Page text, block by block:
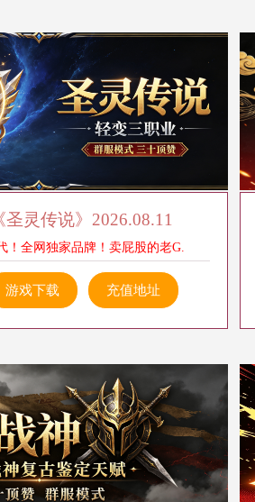
灵传说》2026.08.11
！全网独家品牌！卖屁股的老G.
游戏下载 充值地址